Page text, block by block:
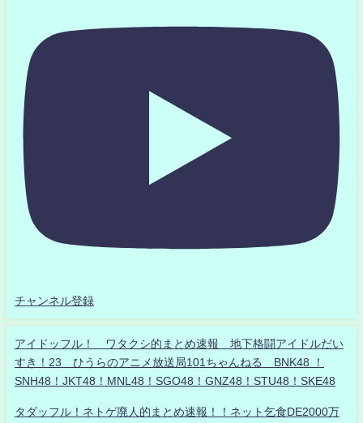
チャンネル登録
アイドッフル！ ワタクシ的まとめ速報 地下格闘アイドルだい
すき！23 ひうらのアニメ放送局101ちゃんねる BNK48 ！
SNH48！JKT48！MNL48！SGO48！GNZ48！STU48！SKE48
タダッフル！ネトゲ廃人的まとめ速報！！ネット乞食DE2000万